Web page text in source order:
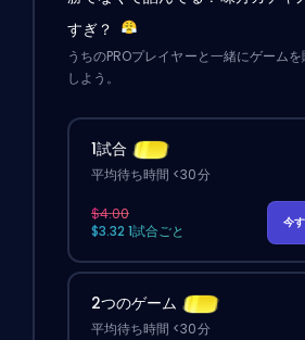
すぎ？
うちのPROプレイヤーと一緒にゲームを
しよう。
1試合
平均待ち時間 <30分
$4.00
$3.32 1試合ごと
今
2つのゲーム
平均待ち時間 <30分